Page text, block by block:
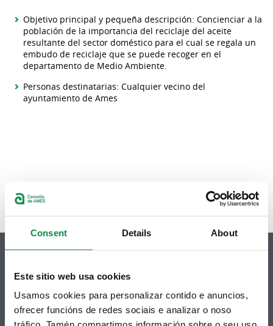
Consent Details About
Este sitio web usa cookies
Usamos cookies para personalizar contido e anuncios,
ofrecer funcións de redes sociais e analizar o noso
Objetivo principal y pequeña descripción: Concienciar a la
población de la importancia del reciclaje del aceite
resultante del sector doméstico para el cual se regala un
embudo de reciclaje que se puede recoger en el
departamento de Medio Ambiente.
Personas destinatarias: Cualquier vecino del
ayuntamiento de Ames
© Concello de Ames
Praza do Concello, 2 |15220
Bertamiráns (Ames)